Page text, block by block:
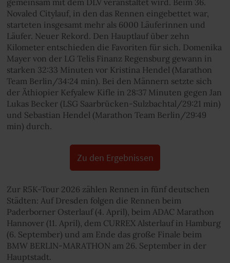
gemeinsam mit dem DLV veranstaltet wird. Beim 36.
Novaled Citylauf, in den das Rennen eingebettet war,
starteten insgesamt mehr als 6000 Läuferinnen und
Läufer. Neuer Rekord. Den Hauptlauf über zehn
Kilometer entschieden die Favoriten für sich. Domenika
Mayer von der LG Telis Finanz Regensburg gewann in
starken 32:33 Minuten vor Kristina Hendel (Marathon
Team Berlin/34:24 min). Bei den Männern setzte sich
der Äthiopier Kefyalew Kifle in 28:37 Minuten gegen Jan
Lukas Becker (LSG Saarbrücken-Sulzbachtal/29:21 min)
und Sebastian Hendel (Marathon Team Berlin/29:49
min) durch.
Zu den Ergebnissen
Zur R5K-Tour 2026 zählen Rennen in fünf deutschen
Städten: Auf Dresden folgen die Rennen beim
Paderborner Osterlauf (4. April), beim ADAC Marathon
Hannover (11. April), dem CURREX Alsterlauf in Hamburg
(6. September) und am Ende das große Finale beim
BMW BERLIN-MARATHON am 26. September in der
Hauptstadt.